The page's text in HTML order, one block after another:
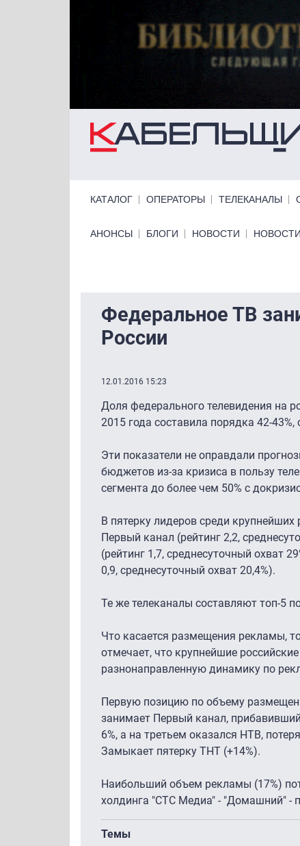
КАТАЛОГ ОПЕРАТОРЫ ТЕЛЕКАНАЛЫ
Primary links bottom
АНОНСЫ БЛОГИ НОВОСТИ
Федеральное ТВ
России
12.01.2016 15:23
Доля федерального телевидения на
2015 года составила порядка 42-
Эти показатели не оправдали
бюджетов из-за кризиса в пользу
сегмента до более чем 50% с
В пятерку лидеров среди
Первый канал (рейтинг 2,2,
(рейтинг 1,7, среднесуточный охват
0,9, среднесуточный охват 20,4%).
Те же телеканалы составляют топ-5
Что касается размещения рекламы,
отмечает, что крупнейшие
разнонаправленную динамику по
Первую позицию по объему
занимает Первый канал,
6%, а на третьем оказался НТВ,
Замыкает пятерку ТНТ (+14%).
Наибольший объем рекламы (17%)
холдинга "СТС Медиа" - "Домашний" -
Темы